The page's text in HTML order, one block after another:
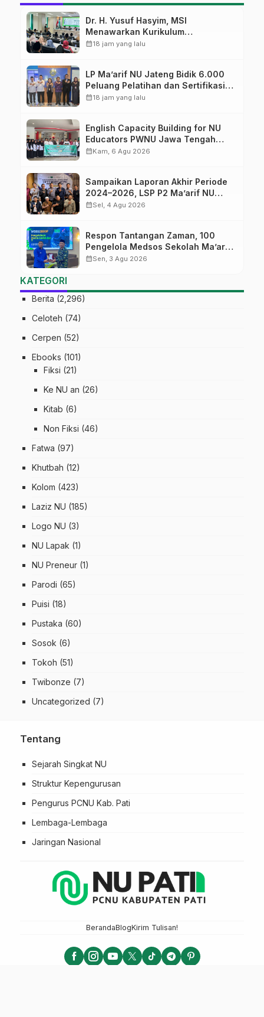
Dr. H. Yusuf Hasyim, MSI
Menawarkan Kurikulum
Diversifikasi, Harapan Baru dalam
calendar_month18 jam yang lalu
LP Ma’arif NU Jateng Bidik 6.000
Peluang Pelatihan dan Sertifikasi
bagi Lulusan SMK
calendar_month18 jam yang lalu
English Capacity Building for NU
Educators PWNU Jawa Tengah
Batch#4; Membuka Jalan Menuju
calendar_monthKam, 6 Agu 2026
Sampaikan Laporan Akhir Periode
2024–2026, LSP P2 Ma’arif NU
Jateng Mantapkan Sinergi Link and
calendar_monthSel, 4 Agu 2026
Respon Tantangan Zaman, 100
Pengelola Medsos Sekolah Ma’arif
Pekalongan Ikuti Pelatihan Literasi
calendar_monthSen, 3 Agu 2026
KATEGORI
Berita (2,296)
Celoteh (74)
Cerpen (52)
Ebooks (101)
Fiksi (21)
Ke NU an (26)
Kitab (6)
Non Fiksi (46)
Fatwa (97)
Khutbah (12)
Kolom (423)
Laziz NU (185)
Logo NU (3)
NU Lapak (1)
NU Preneur (1)
Parodi (65)
Puisi (18)
Pustaka (60)
Sosok (6)
Tokoh (51)
Twibonze (7)
Uncategorized (7)
Tentang
Sejarah Singkat NU
Struktur Kepengurusan
Pengurus PCNU Kab. Pati
Lembaga-Lembaga
Jaringan Nasional
BerandaBlogKirim Tulisan!